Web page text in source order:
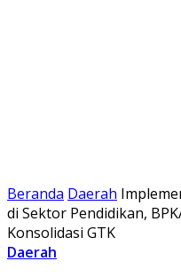
Beranda Daerah
di Sektor Pendidikan,
Konsolidasi GTK
Daerah